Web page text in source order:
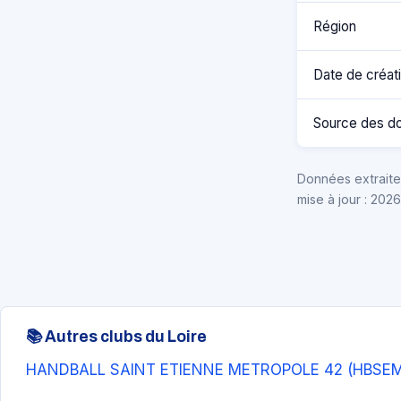
Région
Date de
Source des
Données
mise à jour :
📚 Autres clubs du Loire
HANDBALL SAINT ETIENNE METROPOLE 42